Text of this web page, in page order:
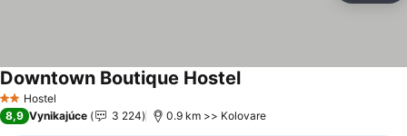
2 Počet hviezdičiek
Hostel
Downtown Boutique HostelZobraziť ceny
8,9 Vynikajúce 3 224 0.9 km >> Kolovare